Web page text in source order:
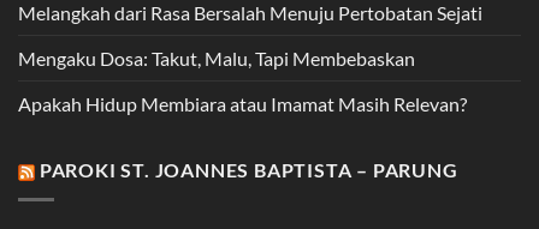
Melangkah dari Rasa Bersalah Menuju Pertobatan Sejati
Mengaku Dosa: Takut, Malu, Tapi Membebaskan
Apakah Hidup Membiara atau Imamat Masih Relevan?
PAROKI ST. JOANNES BAPTISTA – PARUNG